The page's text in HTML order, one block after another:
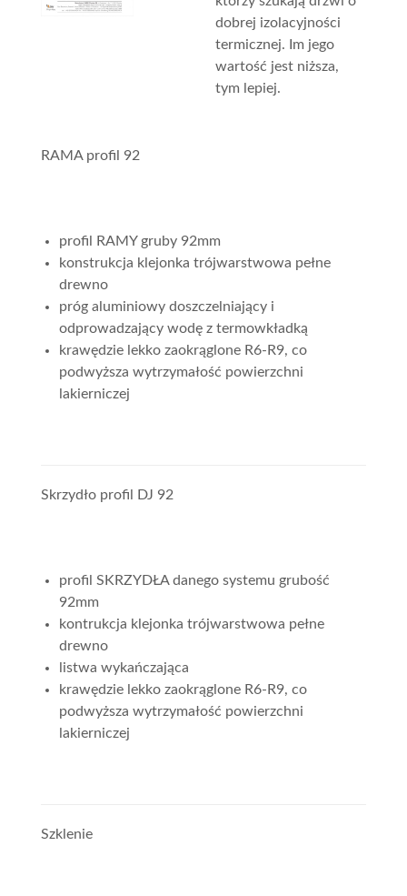
dobrej izolacyjności
termicznej. Im jego
wartość jest niższa,
tym lepiej.
RAMA profil 92
profil RAMY gruby 92mm
konstrukcja klejonka trójwarstwowa pełne
drewno
próg aluminiowy doszczelniający i
odprowadzający wodę z termowkładką
krawędzie lekko zaokrąglone R6-R9, co
podwyższa wytrzymałość powierzchni
lakierniczej
Skrzydło profil DJ 92
profil SKRZYDŁA danego systemu grubość
92mm
kontrukcja klejonka trójwarstwowa pełne
drewno
listwa wykańczająca
krawędzie lekko zaokrąglone R6-R9, co
podwyższa wytrzymałość powierzchni
lakierniczej
Szklenie